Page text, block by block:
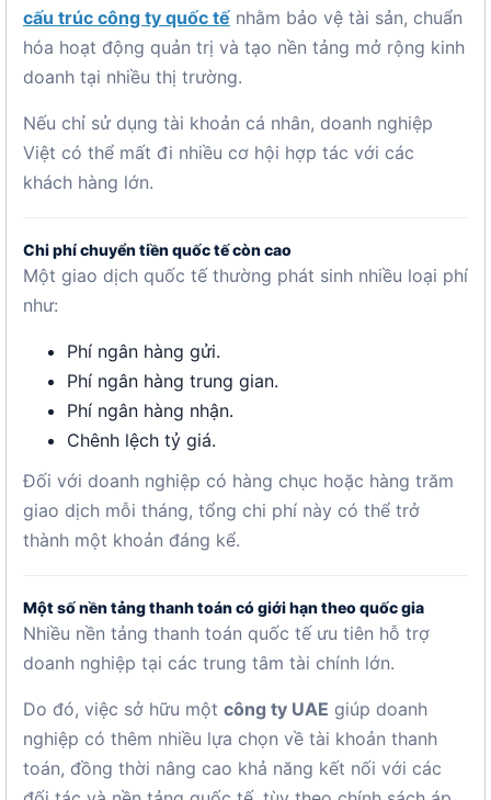
cấu trúc công ty quốc tế nhằm bảo vệ tài sản, chuẩn
hóa hoạt động quản trị và tạo nền tảng mở rộng kinh
doanh tại nhiều thị trường.
Nếu chỉ sử dụng tài khoản cá nhân, doanh nghiệp
Việt có thể mất đi nhiều cơ hội hợp tác với các
khách hàng lớn.
Chi phí chuyển tiền quốc tế còn cao
Một giao dịch quốc tế thường phát sinh nhiều loại phí
như:
Phí ngân hàng gửi.
Phí ngân hàng trung gian.
Phí ngân hàng nhận.
Chênh lệch tỷ giá.
Đối với doanh nghiệp có hàng chục hoặc hàng trăm
giao dịch mỗi tháng, tổng chi phí này có thể trở
thành một khoản đáng kể.
Một số nền tảng thanh toán có giới hạn theo quốc gia
Nhiều nền tảng thanh toán quốc tế ưu tiên hỗ trợ
doanh nghiệp tại các trung tâm tài chính lớn.
Do đó, việc sở hữu một công ty UAE giúp doanh
nghiệp có thêm nhiều lựa chọn về tài khoản thanh
toán, đồng thời nâng cao khả năng kết nối với các